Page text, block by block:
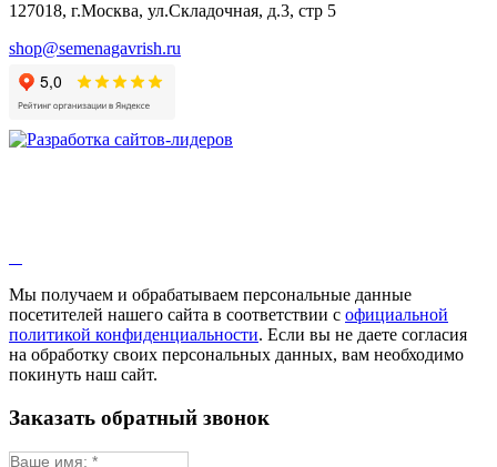
Валериана
Валерианелла
Гибискус лекарственный
Девясил
Душица
Змееголовник
Мыльнянка
Мята
Овсяный корень
Огуречная трава
Пустырник
Репешок
127018, г.Москва, ул.Складочная, д.3, стр 5
shop@semenagavrish.ru
Мы получаем и обрабатываем персональные данные
посетителей нашего сайта в соответствии с официальной
политикой конфиденциальности. Если вы не даете согласия
на обработку своих персональных данных, вам необходимо
покинуть наш сайт.
Заказать обратный звонок